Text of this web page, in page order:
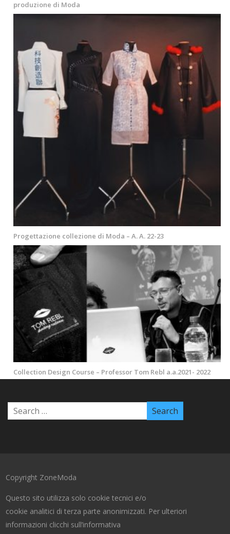
produzione di Moda
Progettazione collezione di Moda – A. A. 22-23
Collection Design Course – Professor Tom Rebl a.a.2021- 2022
Copyright ZoneModa
Questo sito utilizza solo cookie tecnici e/o
cookie analitici di terza parte anonimizzati. Per ulteriori
informazioni clicchi sull’informativa